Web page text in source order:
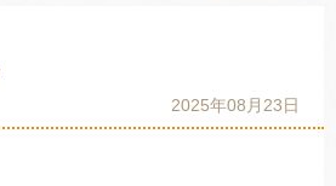
2025年08月23日